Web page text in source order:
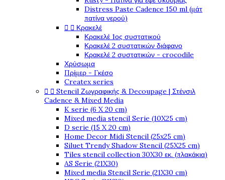
Distress Paste Cadence 150 ml (μάτ
πατίνα νερού)
  Κρακελέ
Κρακελέ 1ος συστατικού
Κρακελέ 2 συστατικών διάφανο
Κρακελέ 2 συστατικών - crocodile
Χρύσωμα
Πρίμερ - Γκέσο
Createx series
  Stencil Ζωγραφικής & Decoupage | Στένσιλ
Cadence & Mixed Media
K serie (6 X 20 cm)
Mixed media stencil Serie (10X25 cm)
D serie (15 X 20 cm)
Home Decor Midi Stencil (25x25 cm)
Siluet Trendy Shadow Stencil (25X25 cm)
Tiles stencil collection 30X30 εκ. (πλακάκια)
AS Serie (21X30)
Mixed media Stencil Serie (21X30 cm)